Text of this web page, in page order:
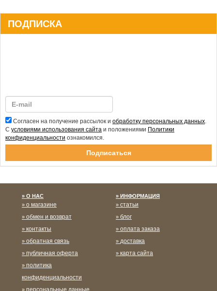
ПОДПИСКА
Согласен на получение рассылок и обработку персональных данных
С условиями использования сайта и положениями Политики
конфиденциальности ознакомился.
Спасибо за подписку!
О НАС
о магазине
обмен и возврат
контакты
обратная связь
публичная оферта
политика
конфиденциальности
персональные данные
ИНФОРМАЦИЯ
статьи
блог
оплата заказа
доставка
карта сайта